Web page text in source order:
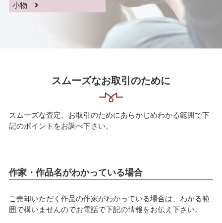
小物
スムーズなお取引のために
スムーズな査定、お取引のためにあらかじめわかる範囲で下
記のポイントをお調べ下さい。
作家・作品名がわかっている場合
ご売却いただく作品の作家がわかっている場合は、わかる範
囲で構いませんのでお電話で下記の情報をお伝え下さい。